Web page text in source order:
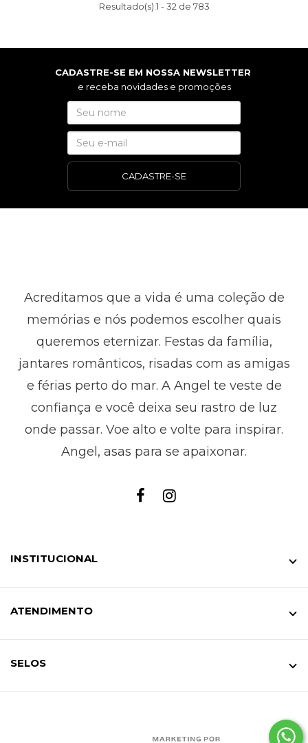
Resultado(s):1 -32de 783
CADASTRE-SE EM NOSSA NEWSLETTER
e receba novidades e promoções
CADASTRE-SE
Acreditamos que a vida é uma coleção de
memórias e nós podemos escolher quais
queremos eternizar. Festas da família,
jantares românticos, risadas com as amigas
e férias perto do mar. A Angel te veste de
confiança e você deixa seu rastro de luz
onde passar. Voe alto e volte para inspirar.
Angel, asas para se apaixonar.
INSTITUCIONAL
ATENDIMENTO
SELOS